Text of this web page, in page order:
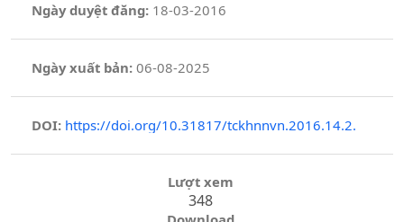
Ngày duyệt đăng:18-03-2016
Ngày xuất bản: 06-08-2025
DOI: https://doi.org/10.31817/tckhnnvn.2016.14.2.
Lượt xem
348